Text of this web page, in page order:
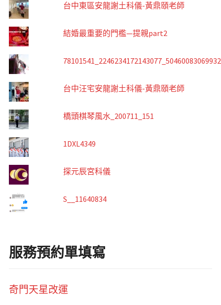
台中東區安龍謝土科儀-黃鼎頤老師
結婚最重要的門檻—提親part2
台中汪宅安龍謝土科儀-黃鼎頤老師
橋頭棋琴風水_200711_151
1DXL4349
探元辰宮科儀
S__11640834
服務預約單填寫
奇門天星改運